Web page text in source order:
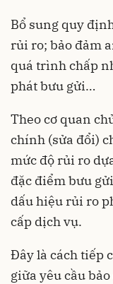
Bổ sung quy
rủi ro; bảo đảm
quá trình chấp
phát bưu gửi…
Theo cơ quan
chính (sửa đổi)
mức độ rủi ro
đặc điểm bưu
dấu hiệu rủi ro
cấp dịch vụ.
Đây là cách tiếp
giữa yêu cầu